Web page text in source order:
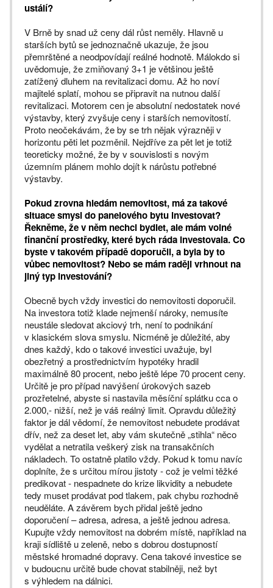
ustálí?
V Brně by snad už ceny dál růst neměly. Hlavně u
starších bytů se jednoznačně ukazuje, že jsou
přemrštěné a neodpovídají reálné hodnotě. Málokdo si
uvědomuje, že zmiňovaný 3+1 je většinou ještě
zatížený dluhem na revitalizaci domu. Až ho noví
majitelé splatí, mohou se připravit na nutnou další
revitalizaci. Motorem cen je absolutní nedostatek nové
výstavby, který zvyšuje ceny i starších nemovitostí.
Proto neočekávám, že by se trh nějak výrazněji v
horizontu pěti let pozměnil. Nejdříve za pět let je totiž
teoreticky možné, že by v souvislosti s novým
územním plánem mohlo dojít k nárůstu potřebné
výstavby.
Pokud zrovna hledám nemovitost, má za takové
situace smysl do panelového bytu investovat?
Řekněme, že v něm nechci bydlet, ale mám volné
finanční prostředky, které bych ráda investovala. Co
byste v takovém případě doporučil, a byla by to
vůbec nemovitost? Nebo se mám raději vrhnout na
jiný typ investování?
Obecně bych vždy investici do nemovitosti doporučil.
Na investora totiž klade nejmenší nároky, nemusíte
neustále sledovat akciový trh, není to podnikání
v klasickém slova smyslu. Nicméně je důležité, aby
dnes každý, kdo o takové investici uvažuje, byl
obezřetný a prostřednictvím hypotéky hradil
maximálně 80 procent, nebo ještě lépe 70 procent ceny.
Určitě je pro případ navýšení úrokových sazeb
prozřetelné, abyste si nastavila měsíční splátku cca o
2.000,- nižší, než je váš reálný limit. Opravdu důležitý
faktor je dál vědomí, že nemovitost nebudete prodávat
dřív, než za deset let, aby vám skutečně „stihla“ něco
vydělat a netratila veškerý zisk na transakčních
nákladech. To ostatně platilo vždy. Pokud k tomu navíc
doplníte, že s určitou mírou jistoty - což je velmi těžké
predikovat - nespadnete do krize likvidity a nebudete
tedy muset prodávat pod tlakem, pak chybu rozhodně
neuděláte. A závěrem bych přidal ještě jedno
doporučení – adresa, adresa, a ještě jednou adresa.
Kupujte vždy nemovitost na dobrém místě, například na
kraji sídliště u zeleně, nebo s dobrou dostupností
městské hromadné dopravy. Cena takové investice se
v budoucnu určitě bude chovat stabilněji, než byt
s výhledem na dálnici.